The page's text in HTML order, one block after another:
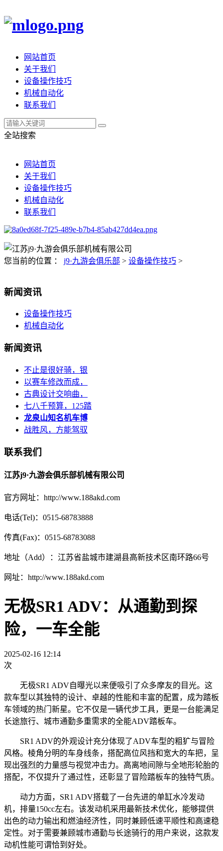
网站首页
关于我们
设备操作技巧
机械自动化
联系我们
全站搜索
网站首页
关于我们
设备操作技巧
机械自动化
联系我们
您当前的位置 ： j9·九游会俱乐部 > 设备操作技巧 >
新闻资讯
设备操作技巧
机械自动化
新闻资讯
不止是很好骑，银
以赛车修改而成，
古典设计交响曲，
七八千预算，125踏
龙泉山知名机车博
战胜风，方能驾驭
联系我们
江苏j9·九游会俱乐部机械有限公司
官方网址：http://www.188akd.com
电话(Tel)：0515-68783888
传真(Fax)：0515-68783088
地址（Add）：江苏省盐城市建湖县高新技术区南环路66号
网址：http://www.188akd.com
无极SR1 ADV：从通勤到探
险，一车全能
2025-02-16 12:14
次
无极SR1 ADV自曝光以来便吸引了众多摩友的目光。这
款车型以其独特的设计、卓越的性能和丰富的配置，成为踏板
车领域的热门新星。它不仅是一辆代步工具，更是一台能满足
长途旅行、城市通勤多重需求的全能ADV踏板车。
SR1 ADV的外观设计充分体现了ADV车型的粗犷与冒险
风格。棱角分明的车身线条，搭配高位风挡和宽大的车把，呈
现出强烈的力量感与视觉冲击力。高离地间隙与全地形轮胎的
搭配，不仅提升了通过性，还彰显了冒险踏板车的独特气质。
动力方面，SR1 ADV搭载了一台先进的单缸水冷发动
机，排量150cc左右。该发动机采用最新技术优化，能够提供
出色的动力输出和燃油经济性，同时兼顾低速平顺性和高速稳
定性。对于需要兼顾城市通勤与长途骑行的用户来说，这款发
动机性能可谓恰到好处。